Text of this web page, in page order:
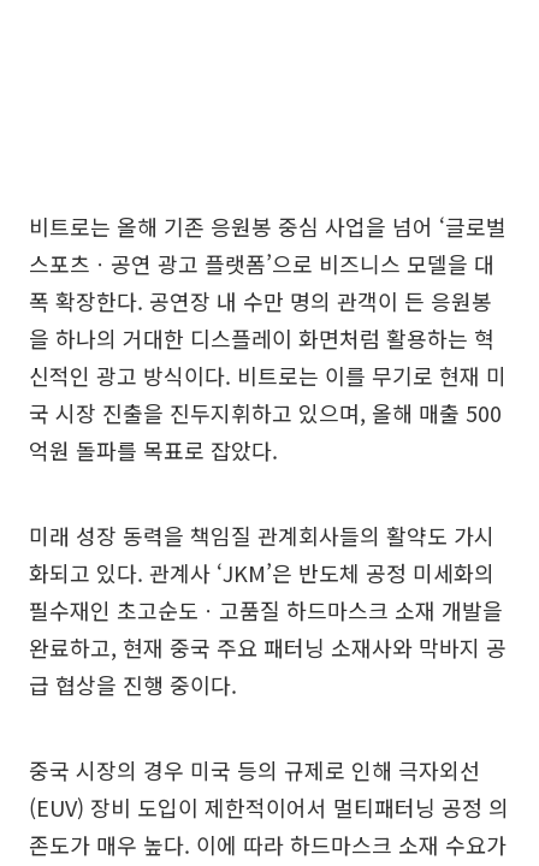
비트로는 올해 기존 응원봉 중심 사업을 넘어 ‘글로벌
스포츠ㆍ공연 광고 플랫폼’으로 비즈니스 모델을 대
폭 확장한다. 공연장 내 수만 명의 관객이 든 응원봉
을 하나의 거대한 디스플레이 화면처럼 활용하는 혁
신적인 광고 방식이다. 비트로는 이를 무기로 현재 미
국 시장 진출을 진두지휘하고 있으며, 올해 매출 500
억원 돌파를 목표로 잡았다.
미래 성장 동력을 책임질 관계회사들의 활약도 가시
화되고 있다. 관계사 ‘JKM’은 반도체 공정 미세화의
필수재인 초고순도ㆍ고품질 하드마스크 소재 개발을
완료하고, 현재 중국 주요 패터닝 소재사와 막바지 공
급 협상을 진행 중이다.
중국 시장의 경우 미국 등의 규제로 인해 극자외선
(EUV) 장비 도입이 제한적이어서 멀티패터닝 공정 의
존도가 매우 높다. 이에 따라 하드마스크 소재 수요가